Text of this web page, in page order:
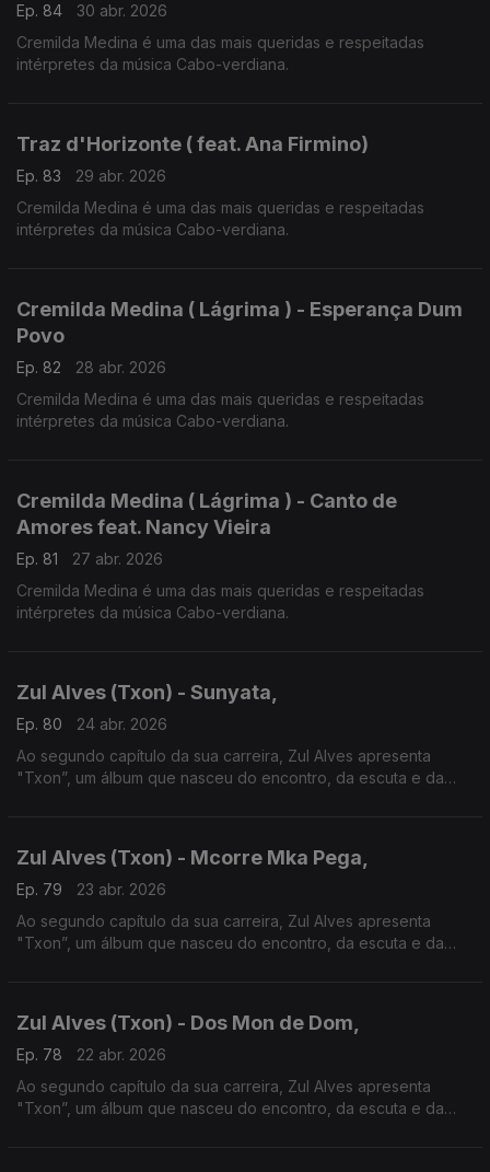
Ep. 84
30 abr. 2026
Cremilda Medina é uma das mais queridas e respeitadas
intérpretes da música Cabo-verdiana.
Traz d'Horizonte ( feat. Ana Firmino)
Ep. 83
29 abr. 2026
Cremilda Medina é uma das mais queridas e respeitadas
intérpretes da música Cabo-verdiana.
Cremilda Medina ( Lágrima ) - Esperança Dum
Povo
Ep. 82
28 abr. 2026
Cremilda Medina é uma das mais queridas e respeitadas
intérpretes da música Cabo-verdiana.
Cremilda Medina ( Lágrima ) - Canto de
Amores feat. Nancy Vieira
Ep. 81
27 abr. 2026
Cremilda Medina é uma das mais queridas e respeitadas
intérpretes da música Cabo-verdiana.
Zul Alves (Txon) - Sunyata,
Ep. 80
24 abr. 2026
Ao segundo capítulo da sua carreira, Zul Alves apresenta
"Txon”, um álbum que nasceu do encontro, da escuta e da
Zul Alves (Txon) - Mcorre Mka Pega,
Ep. 79
23 abr. 2026
Ao segundo capítulo da sua carreira, Zul Alves apresenta
"Txon”, um álbum que nasceu do encontro, da escuta e da
Zul Alves (Txon) - Dos Mon de Dom,
Ep. 78
22 abr. 2026
Ao segundo capítulo da sua carreira, Zul Alves apresenta
"Txon”, um álbum que nasceu do encontro, da escuta e da